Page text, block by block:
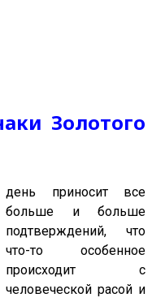
Золотого
день приносит все
больше и больше
подтверждений, что
что-то особенное
происходит с
человеческой расой и